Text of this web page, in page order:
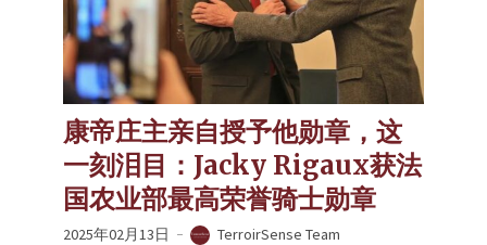
康帝庄主亲自授予他勋章，这
一刻泪目：Jacky Rigaux获法
国农业部最高荣誉骑士勋章
2025年02月13日 TerroirSense Team